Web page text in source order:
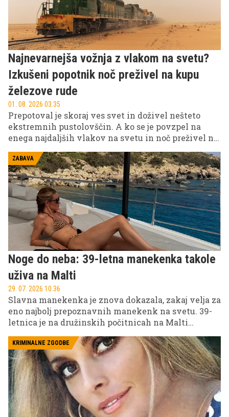
Najnevarnejša vožnja z vlakom na svetu?
Izkušeni popotnik noč preživel na kupu
železove rude
01. 08. 2026 03.35
Prepotoval je skoraj ves svet in doživel nešteto
ekstremnih pustolovščin. A ko se je povzpel na
enega najdaljših vlakov na svetu in noč preživel na
hitro ugotovil, da ga čaka izkušnja, na katero ga ni
moglo pripraviti nobeno prejšnje potovanje.
ZABAVA
Noge do neba: 39-letna manekenka takole
uživa na Malti
29. 07. 2026 10.36
Slavna manekenka je znova dokazala, zakaj velja za
eno najbolj prepoznavnih manekenk na svetu. 39-
letnica je na družinskih počitnicah na Malti
bikinijih in navdušila oboževalce.
KRIMINALNE ZGODBE